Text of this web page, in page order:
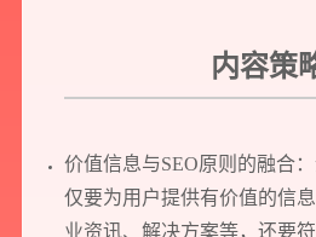
内容策
价值信息与SEO原则的融合
仅要为用户提供有价值的信
业资讯、解决方案等，还要